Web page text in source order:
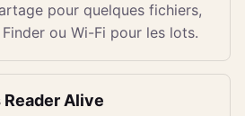
pour quelques fichiers,
ou Wi-Fi pour les lots.
Alive